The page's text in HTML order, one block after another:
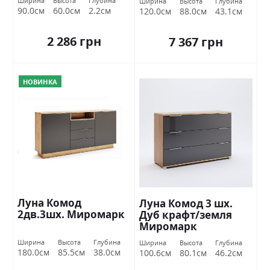
90.0см 60.0см 2.2см
2 286 грн
120.0см 88.0см 43.1см
7 367 грн
НОВИНКА
Луна Комод
2дв.3шх. Миромарк
Ширина
180.0см
Высота
85.5см
Глубина
38.0см
Луна Комод 3 шх.
Дуб крафт/земля
Миромарк
Ширина
100.6см
Высота
80.1см
Глубина
46.2см